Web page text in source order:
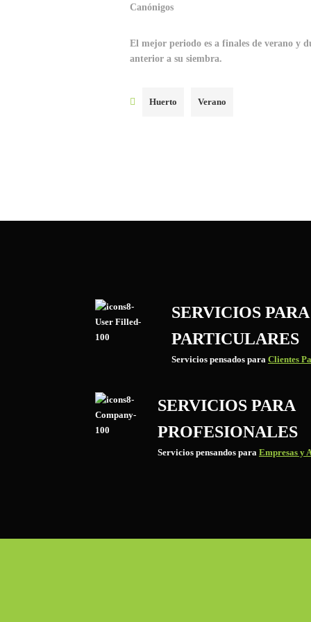
Canónigos
El mejor periodo es a finales de verano y
anterior a su siembra.
Huerto Verano
SERVICIOS PARA
PARTICULARES
Servicios pensados para Clientes
SERVICIOS PARA
PROFESIONALES
Servicios pensandos para Empresas y